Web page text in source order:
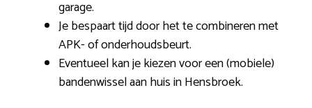
garage.
Je bespaart tijd door het te combineren met
APK- of onderhoudsbeurt.
Eventueel kan je kiezen voor een (mobiele)
bandenwissel aan huis in Hensbroek.